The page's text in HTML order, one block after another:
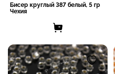
Бисер круглый 387 белый, 5 гр
Чехия